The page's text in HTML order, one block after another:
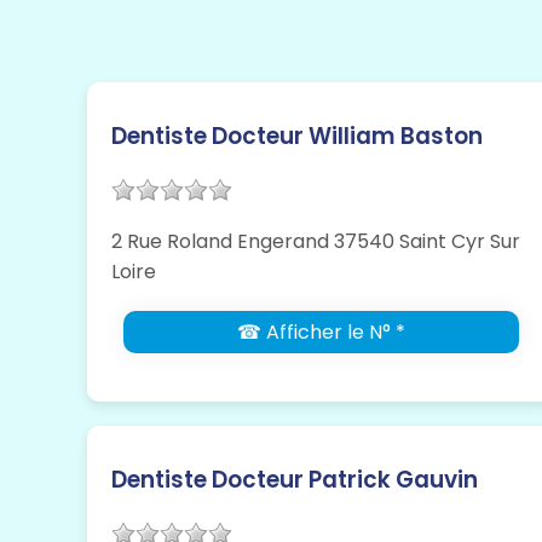
Dentiste Docteur William Baston
2 Rue Roland Engerand 37540 Saint Cyr Sur
Loire
☎ Afficher le N° *
Dentiste Docteur Patrick Gauvin